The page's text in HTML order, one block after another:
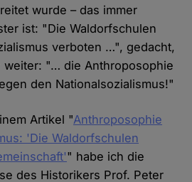
wurde – das immer
ist: "Die Waldorfschulen
verboten …", gedacht,
weiter: "… die Anthroposophie
den Nationalsozialismus!"
Artikel "Anthroposophie
'Die Waldorfschulen
" habe ich die
des Historikers Prof. Peter